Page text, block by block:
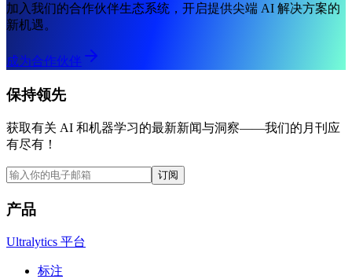
加入我们的合作伙伴生态系统，开启提供尖端 AI 解决方案的
新机遇。
成为合作伙伴
保持领先
获取有关 AI 和机器学习的最新新闻与洞察——我们的月刊应
有尽有！
订阅
产品
Ultralytics 平台
标注